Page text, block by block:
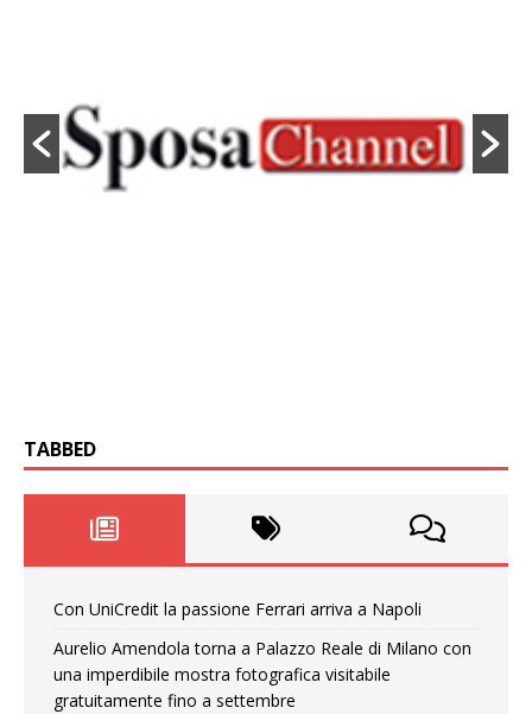
TABBED
Con UniCredit la passione Ferrari arriva a Napoli
Aurelio Amendola torna a Palazzo Reale di Milano con
una imperdibile mostra fotografica visitabile
gratuitamente fino a settembre